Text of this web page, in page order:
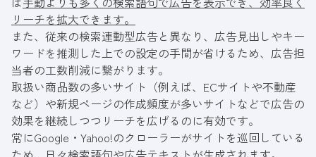
リーチを拡大できます。
また、従来の検索連動型広告と異なり、広告見出しやキー
ワードを推測した上での設定の手間が省けるため、広告担
当者の工数削減に繋がります。
取扱い商品数の多いサイト（例えば、ECサイトや不動産
など）や新規ページの作成頻度が多いサイトなどで広告の
効果を継続しつつリーチを広げるのに有効です。
常にGoogle・Yahoo!のクローラーがサイトを巡回している